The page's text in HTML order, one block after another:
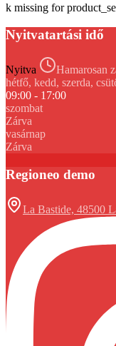
k missing for
Nyitvatartási idő
Nyitva Hamarosan
hétfő, kedd, szerda,
09:00 - 17:00
szombat
Zárva
vasárnap
Zárva
Regioneo demo
La Bastide, 48500